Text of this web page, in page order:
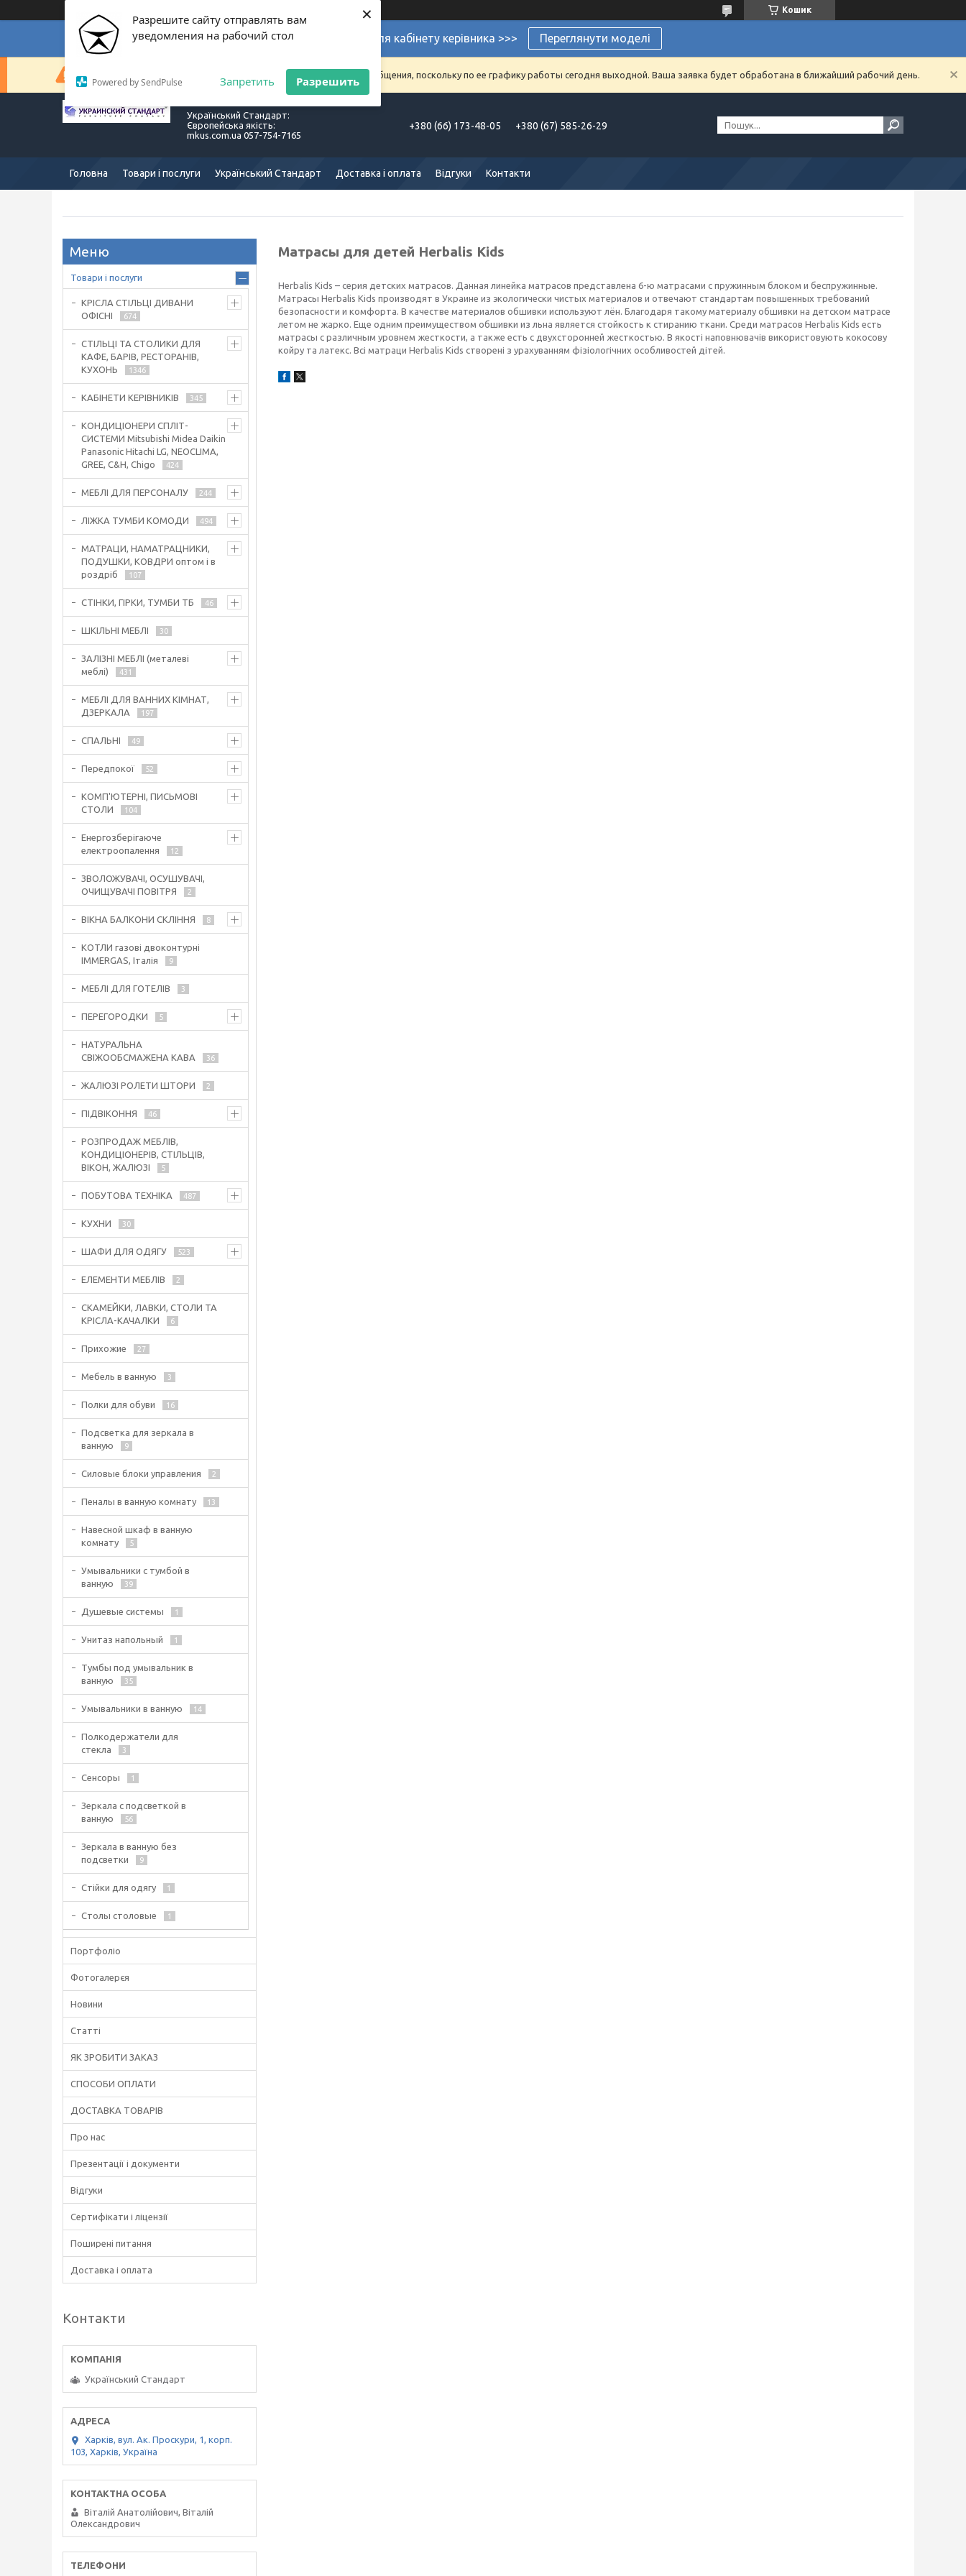
Разрешите сайту отправлять вам
уведомления на рабочий стол
Powered by SendPulse Запретить Разрешить
× Кошик
Супермеблі для кабінету керівника >>> Переглянути моделі
Сейчас компания не может быстро обрабатывать заказы и сообщения, поскольку по ее графику работы сегодня выходной. Ваша заявка будет обработана в ближайший рабочий день.
Український Стандарт:
Європейська якість:
mkus.com.ua 057-754-7165
+380 (66) 173-48-05 +380 (67) 585-26-29
Головна Товари і послуги Український Стандарт Доставка і оплата Відгуки Контакти
Матрасы для детей Herbalis Kids
Herbalis Kids – серия детских матрасов. Данная линейка матрасов представлена 6-ю матрасами с пружинным блоком и беспружинные.
Матрасы Herbalis Kids производят в Украине из экологически чистых материалов и отвечают стандартам повышенных требований
безопасности и комфорта. В качестве материалов обшивки используют лён. Благодаря такому материалу обшивки на детском матрасе
летом не жарко. Еще одним преимуществом обшивки из льна является стойкость к стиранию ткани. Среди матрасов Herbalis Kids есть
матрасы с различным уровнем жесткости, а также есть с двухсторонней жесткостью. В якості наповнювачів використовують кокосову
койру та латекс. Всі матраци Herbalis Kids створені з урахуванням фізіологічних особливостей дітей.
Товари і послуги
КРІСЛА СТІЛЬЦІ ДИВАНИ
ОФІСНІ
674
СТІЛЬЦІ ТА СТОЛИКИ ДЛЯ
КАФЕ, БАРІВ, РЕСТОРАНІВ,
КУХОНЬ
1346
КАБІНЕТИ КЕРІВНИКІВ 345
КОНДИЦІОНЕРИ СПЛІТ-
СИСТЕМИ Mitsubishi Midea Daikin
Panasonic Hitachi LG, NEOCLIMA,
GREE, C&H, Chigo
424
МЕБЛІ ДЛЯ ПЕРСОНАЛУ 244
ЛІЖКА ТУМБИ КОМОДИ 494
МАТРАЦИ, НАМАТРАЦНИКИ,
ПОДУШКИ, КОВДРИ оптом і в
роздріб
107
СТІНКИ, ГІРКИ, ТУМБИ ТБ 46
ШКІЛЬНІ МЕБЛІ 30
ЗАЛІЗНІ МЕБЛІ (металеві
меблі)
431
МЕБЛІ ДЛЯ ВАННИХ КІМНАТ,
ДЗЕРКАЛА
197
СПАЛЬНІ 49
Передпокої 52
КОМП'ЮТЕРНІ, ПИСЬМОВІ
СТОЛИ
104
Енергозберігаюче
електроопалення
12
ЗВОЛОЖУВАЧІ, ОСУШУВАЧІ,
ОЧИЩУВАЧІ ПОВІТРЯ
2
ВІКНА БАЛКОНИ СКЛІННЯ 8
КОТЛИ газові двоконтурні
IMMERGAS, Італія
9
МЕБЛІ ДЛЯ ГОТЕЛІВ 3
ПЕРЕГОРОДКИ 5
НАТУРАЛЬНА
СВІЖООБСМАЖЕНА КАВА
36
ЖАЛЮЗІ РОЛЕТИ ШТОРИ 2
ПІДВІКОННЯ 46
РОЗПРОДАЖ МЕБЛІВ,
КОНДИЦІОНЕРІВ, СТІЛЬЦІВ,
ВІКОН, ЖАЛЮЗІ
5
ПОБУТОВА ТЕХНІКА 487
КУХНИ 30
ШАФИ ДЛЯ ОДЯГУ 523
ЕЛЕМЕНТИ МЕБЛІВ 2
СКАМЕЙКИ, ЛАВКИ, СТОЛИ ТА
КРІСЛА-КАЧАЛКИ
6
Прихожие 27
Мебель в ванную 3
Полки для обуви 16
Подсветка для зеркала в
ванную
9
Силовые блоки управления 2
Пеналы в ванную комнату 13
Навесной шкаф в ванную
комнату
5
Умывальники с тумбой в
ванную
39
Душевые системы 1
Унитаз напольный 1
Тумбы под умывальник в
ванную
35
Умывальники в ванную 14
Полкодержатели для
стекла
3
Сенсоры 1
Зеркала с подсветкой в
ванную
56
Зеркала в ванную без
подсветки
9
Стійки для одягу 1
Столы столовые 1
Портфоліо
Фотогалерєя
Новини
Статті
ЯК ЗРОБИТИ ЗАКАЗ
СПОСОБИ ОПЛАТИ
ДОСТАВКА ТОВАРІВ
Про нас
Презентації і документи
Відгуки
Сертифікати і ліцензії
Поширені питання
Доставка і оплата
Контакти
Український Стандарт
Харків, вул. Ак. Проскури, 1, корп.
103, Харків, Україна
Віталій Анатолійович, Віталій
Олександрович